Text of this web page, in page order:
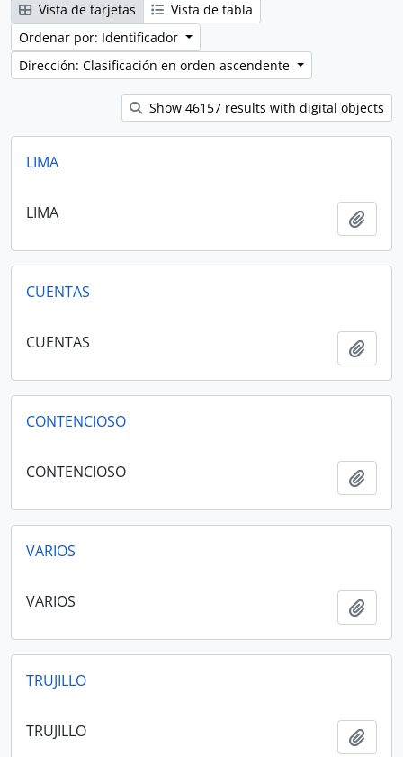
Vista de tarjetas
Vista de tabla
Ordenar por: Identificador
Dirección: Clasificación en orden ascendente
Show 46157 results with digital objects
LIMA
LIMA
CUENTAS
CUENTAS
CONTENCIOSO
CONTENCIOSO
VARIOS
VARIOS
TRUJILLO
TRUJILLO